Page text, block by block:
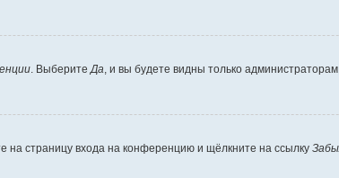
. ВыберитеДа, и вы будете видны только
на страницу входа на конференцию и щёлкните на ссылку